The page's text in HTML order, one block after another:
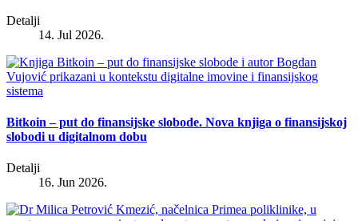
Detalji
14. Jul 2026.
Bitkoin – put do finansijske slobode. Nova knjiga o finansijskoj
slobodi u digitalnom dobu
Detalji
16. Jun 2026.